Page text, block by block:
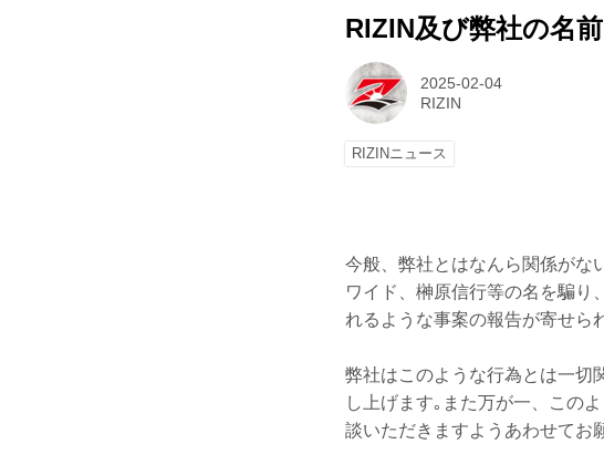
RIZIN及び弊社の名
2025-02-04
RIZIN
RIZINニュース
今般、弊社とはなんら関係がな
ワイド、榊原信行等の名を騙り
れるような事案の報告が寄せら
弊社はこのような行為とは一切
し上げます｡また万が一、この
談いただきますようあわせてお